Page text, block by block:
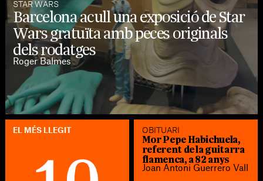
STAR WARS
Barcelona acull una exposició de Star
Wars gratuïta amb peces originals
dels rodatges
Roger Balmes
EL MÉS LLEGIT OBITUARI
Mor Pepe Habichuela,
referent de la guitarra
flamenca, a 82 anys
Joan Antoni Guerrero Vall